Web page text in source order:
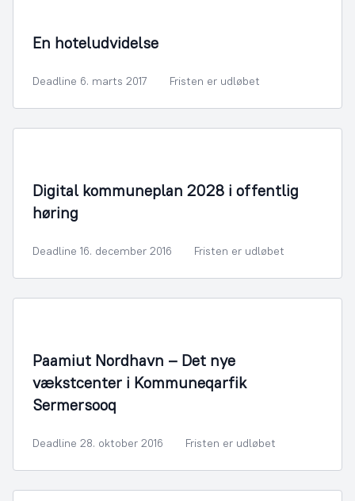
En hoteludvidelse
Deadline 6. marts 2017 Fristen er udløbet
Digital kommuneplan 2028 i offentlig
høring
Deadline 16. december 2016 Fristen er udløbet
Paamiut Nordhavn – Det nye
vækstcenter i Kommuneqarfik
Sermersooq
Deadline 28. oktober 2016 Fristen er udløbet